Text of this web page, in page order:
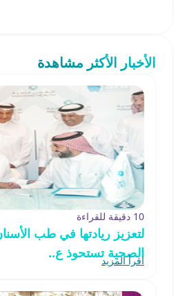
الأخبار الأكثر مشاهدة
10 دقيقة للقراءة
لتعزيز ريادتها في طب
الصحية تستحوذ ع..
اقرأ المزيد